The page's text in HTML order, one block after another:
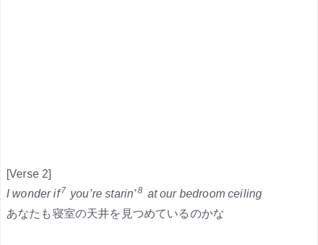
[Verse 2]
I wonder if7 you’re starin’8 at our bedroom ceiling
あなたも寝室の天井を見つめているのかな